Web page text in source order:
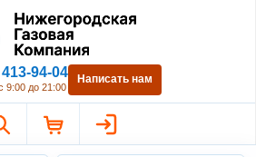
Нижегородская Газовая
94-04
9:00 до 21:00
Написать нам